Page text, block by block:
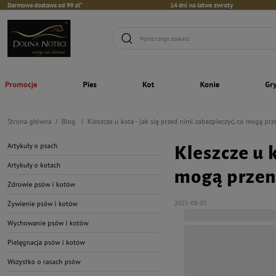
Darmowa dostawa od 99 zł* 14 dni na łatwe zwroty
Promocje Pies Kot Konie
Strona główna Blog Kleszcze u kota - jak się przed nimi zabezpieczyć, co mogą
Artykuły o psach
Artykuły o kotach
Zdrowie psów i kotów
Żywienie psów i kotów
Wychowanie psów i kotów
Pielęgnacja psów i kotów
Wszystko o rasach psów
Kleszcze u
mogą
2025-08-05